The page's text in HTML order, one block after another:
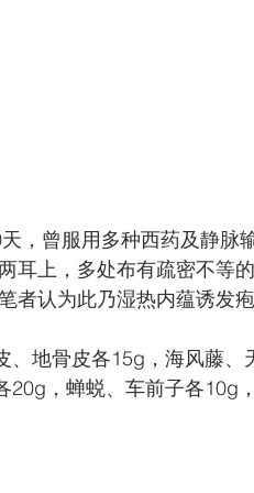
，曾服用多种西药及静脉
上，多处布有疏密不等
认为此乃湿热内蕴诱发疱
、地骨皮各15g，海风藤、
，蝉蜕、车前子各10g